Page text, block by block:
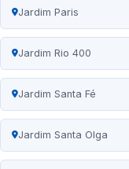
Jardim Paris
Jardim Rio 400
Jardim Santa Fé
Jardim Santa Olga